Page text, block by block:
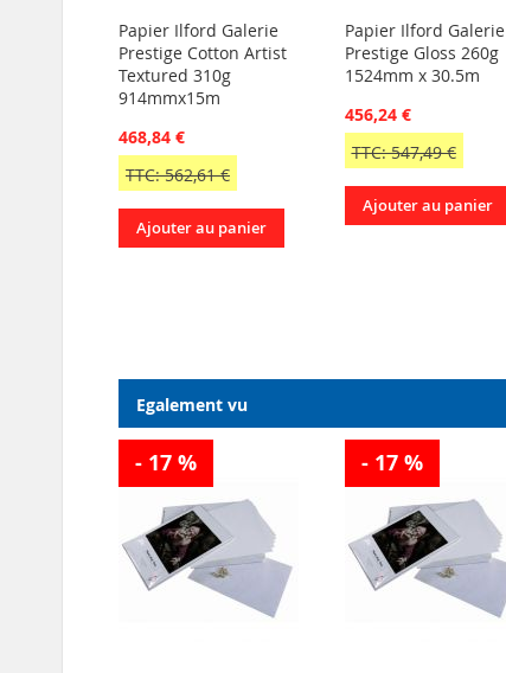
Papier Ilford Galerie
Prestige Cotton Artist
Textured 310g
914mmx15m
468,84 €
TTC: 562,61 €
Ajouter au panier
Papier Ilford Galerie
Prestige Gloss 260g
1524mm x 30.5m
456,24 €
TTC: 547,49 €
Ajouter au panier
Egalement vu
- 17 % - 17 %